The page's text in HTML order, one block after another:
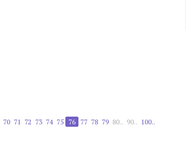
70 71 72 73 74 75 76 77 78 79 80.. 90.. 100..